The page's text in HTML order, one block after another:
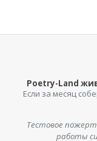
Poetry-Land
Если за месяц
Тестовое
работы